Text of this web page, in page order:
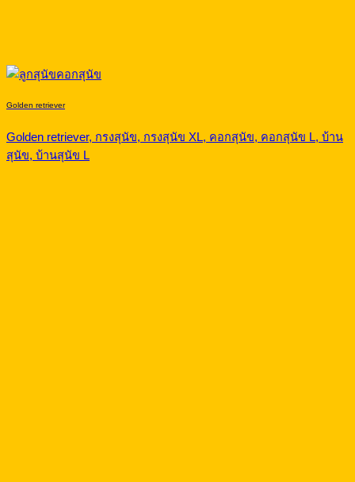
Golden retriever
Golden retriever, กรงสุนัข, กรงสุนัข XL, คอกสุนัข, คอกสุนัข L, บ้าน
สุนัข, บ้านสุนัข L